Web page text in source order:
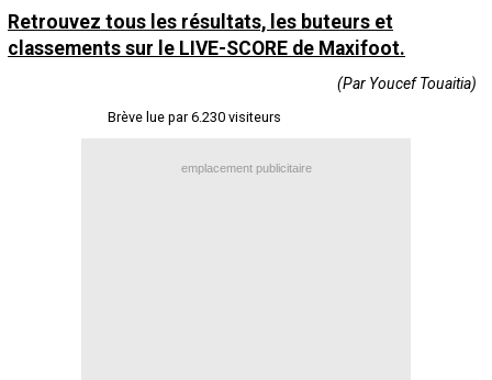
Retrouvez tous les résultats, les buteurs et
classements sur le LIVE-SCORE de Maxifoot.
(Par Youcef Touaitia)
Brève lue par 6.230 visiteurs
emplacement publicitaire
Taille de la police
Contact / Signaler un bug